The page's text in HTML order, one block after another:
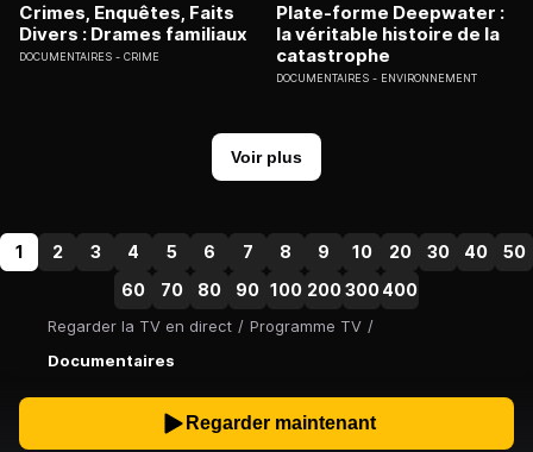
Regarder la TV en direct / Programme TV /
Documentaires
Crimes, Enquêtes, Faits
Divers : Drames familiaux
DOCUMENTAIRES CRIME
Plate-forme Deepwater :
la véritable histoire de la
catastrophe
DOCUMENTAIRES ENVIRONNEMENT
Voir plus
1 2 3 4 5 6 7 8 9 10 20 30 40
50
60
70 80 90 100 200 300 400
Regarder maintenant